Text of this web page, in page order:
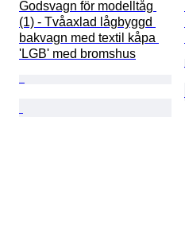
Godsvagn för modelltåg
(1) - Tvåaxlad lågbyggd
bakvagn med textil kåpa
'LGB' med bromshus